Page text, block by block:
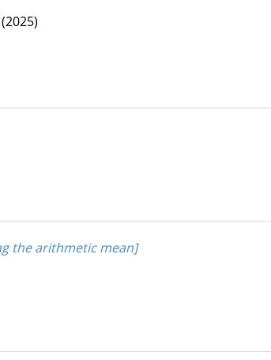
(2025)
the arithmetic mean]